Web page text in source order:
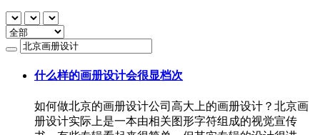
什么样的画册设计会很显档次
如何做北京的画册设计公司高大上的画册设计？ 北京画
册设计实际上是一本由相关图形字符组成的视觉宣传